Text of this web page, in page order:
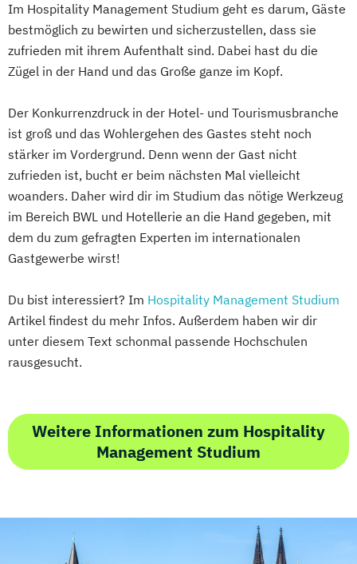
Im Hospitality Management Studium geht es darum, Gäste
bestmöglich zu bewirten und sicherzustellen, dass sie
zufrieden mit ihrem Aufenthalt sind. Dabei hast du die
Zügel in der Hand und das Große ganze im Kopf.
Der Konkurrenzdruck in der Hotel- und Tourismusbranche
ist groß und das Wohlergehen des Gastes steht noch
stärker im Vordergrund. Denn wenn der Gast nicht
zufrieden ist, bucht er beim nächsten Mal vielleicht
woanders. Daher wird dir im Studium das nötige Werkzeug
im Bereich BWL und Hotellerie an die Hand gegeben, mit
dem du zum gefragten Experten im internationalen
Gastgewerbe wirst!
Du bist interessiert? Im Hospitality Management Studium
Artikel findest du mehr Infos. Außerdem haben wir dir
unter diesem Text schonmal passende Hochschulen
rausgesucht.
Weitere Informationen zum Hospitality
Management Studium